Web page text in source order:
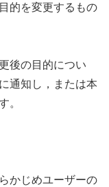
的を変更するもの
後の目的につい
通知し，または本
。
かじめユーザーの